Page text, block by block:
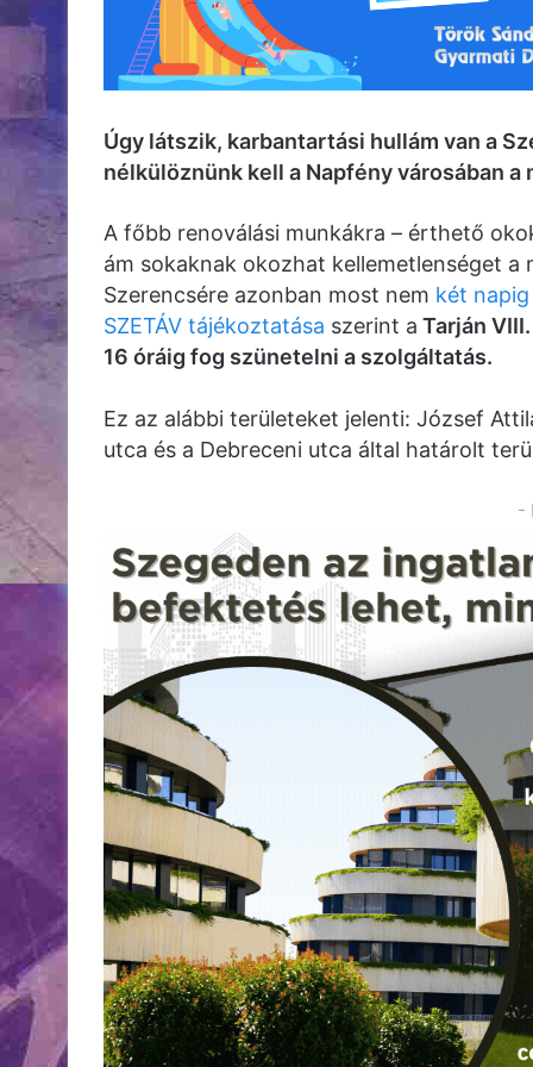
Úgy látszik, karbantartási hullám van a
nélkülöznünk kell a Napfény városában
A főbb renoválási munkákra – érthető
ám sokaknak okozhat kellemetlenséget a
Szerencsére azonban most nem két
SZETÁV tájékoztatása szerint a Tarján
16 óráig fog szünetelni a szolgáltatás.
Ez az alábbi területeket jelenti: József
utca és a Debreceni utca által határolt
-